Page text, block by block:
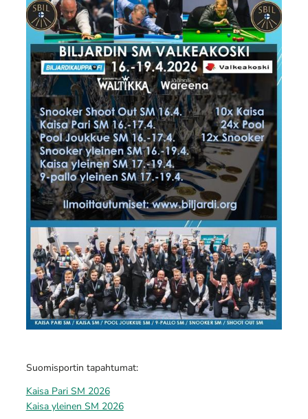
Suomisportin tapahtumat:
Kaisa Pari SM 2026
Kaisa yleinen SM 2026